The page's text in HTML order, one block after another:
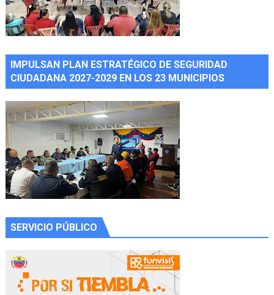
IMPULSAN PLAN ESTRATÉGICO DE SEGURIDAD
CIUDADANA 2027-2029 EN LOS 23 MUNICIPIOS
SERVICIO PÚBLICO